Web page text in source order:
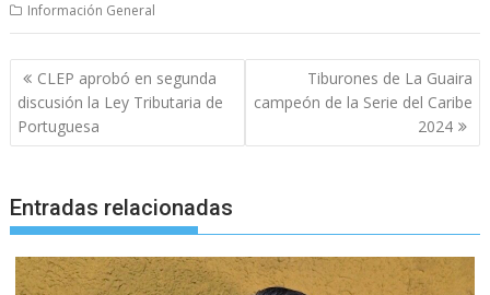
Información General
Navegación
de
entradas
CLEP aprobó en segunda
discusión la Ley Tributaria de
Portuguesa
Tiburones de La Guaira
campeón de la Serie del Caribe
2024
Entradas relacionadas